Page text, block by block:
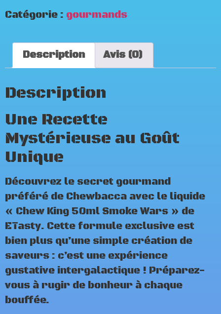
Catégorie : gourmands
Description Avis (0)
Description
Une Recette
Mystérieuse au Goût
Unique
Découvrez le secret gourmand
préféré de Chewbacca avec le liquide
« Chew King 50ml Smoke Wars » de
ETasty. Cette formule exclusive est
bien plus qu’une simple création de
saveurs : c’est une expérience
gustative intergalactique ! Préparez-
vous à rugir de bonheur à chaque
bouffée.